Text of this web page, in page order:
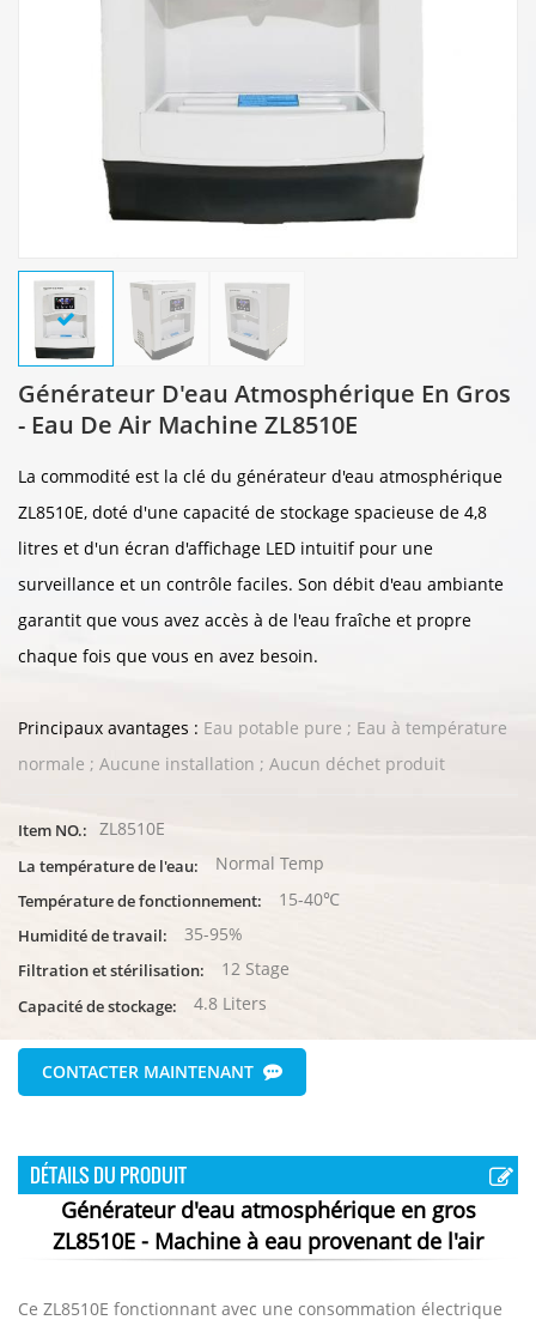
Générateur D'eau Atmosphérique En Gros
- Eau De Air Machine ZL8510E
La commodité est la clé du générateur d'eau atmosphérique
ZL8510E, doté d'une capacité de stockage spacieuse de 4,8
litres et d'un écran d'affichage LED intuitif pour une
surveillance et un contrôle faciles. Son débit d'eau ambiante
garantit que vous avez accès à de l'eau fraîche et propre
chaque fois que vous en avez besoin.
Principaux avantages : Eau potable pure ; Eau à température
normale ; Aucune installation ; Aucun déchet produit
Item NO.: ZL8510E
La température de l'eau: Normal Temp
Température de fonctionnement: 15-40℃
Humidité de travail: 35-95%
Filtration et stérilisation: 12 Stage
Capacité de stockage: 4.8 Liters
CONTACTER MAINTENANT
DÉTAILS DU PRODUIT
Générateur d'eau atmosphérique en gros
ZL8510E - Machine à eau provenant de l'air
Ce ZL8510E fonctionnant avec une consommation électrique